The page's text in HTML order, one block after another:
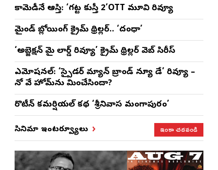
కామెడీనే ఆస్తి: ‘గట్ట కుస్తీ 2’OTT మూవి రివ్యూ
మైండ్ బ్లోయింగ్ క్రైమ్ థ్రిల్లర్.. ‘దంధా’
‘అబ్జెక్ష‌న్ మై లార్డ్ రివ్యూ’ క్రైమ్ థ్రిల్ల‌ర్ వెబ్ సిరీస్
ఎమోష‌న‌ల్‌: ‘స్పైడర్ మ్యాన్ బ్రాండ్ న్యూ డే’ రివ్యూ –
నో వే హోమ్‌ను మించేసిందా?
రొటీన్‌ కమర్షియల్‌ కథ ‘శ్రీనివాస మంగాపురం’
సినిమా ఇంటర్వ్యూలు ఇంకా చదవండి